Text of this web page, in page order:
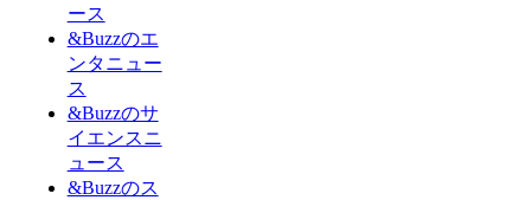
ース
&Buzzのエ
ンタニュー
ス
&Buzzのサ
イエンスニ
ュース
&Buzzのス